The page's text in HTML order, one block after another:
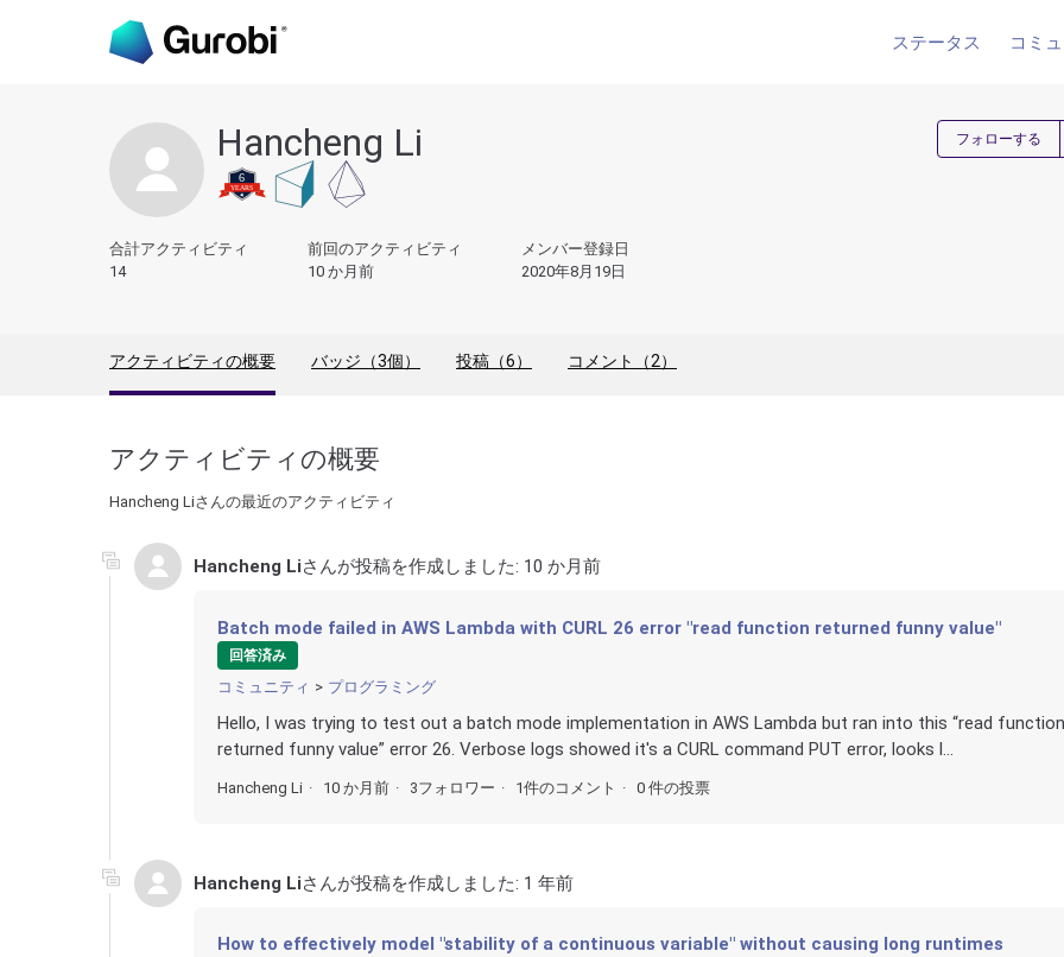
ステータス コミ
Hancheng Li フォローする
合計アクティビティ
14
前回のアクティビティ
10 か月前
メンバー登録日
2020年8月19日
アクティビティの概要 バッジ（3個） 投稿（6） コメント（2）
アクティビティの概要
Hancheng Liさんの最近のアクティビティ
Hancheng Liさんが投稿を作成しました: 10 か月前
Batch mode failed in AWS Lambda with CURL 26 error "read function returned funny value"
回答済み
コミュニティ プログラミング
Hello, I was trying to test out a batch mode implementation in AWS Lambda but ran into this “read function
returned funny value” error 26. Verbose logs showed it's a CURL command PUT error, looks l...
Hancheng Li 10 か月前 3フォロワー 1件のコメント 0 件の投票
Hancheng Liさんが投稿を作成しました: 1 年前
How to effectively model "stability of a continuous variable" without causing long runtimes